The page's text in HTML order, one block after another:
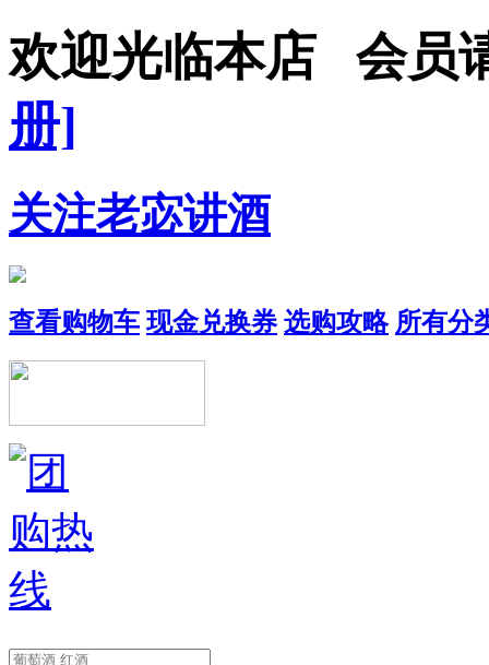
欢迎光临本店 会员
册]
关注老宓讲酒
查看购物车 现金兑换券 选购攻略 所有分